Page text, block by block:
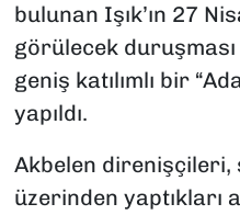
bulunan Işık’ın 27
görülecek duruşması
geniş katılımlı bir
yapıldı.
Akbelen direnişçileri,
üzerinden yaptıkları